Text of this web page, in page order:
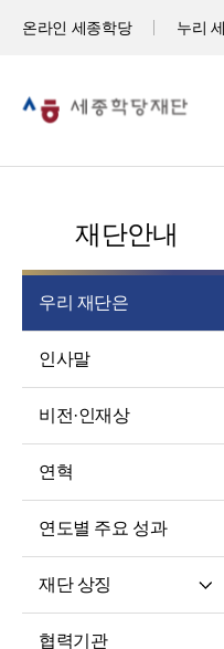
온라인 세종학당 누리
재단안내
우리 재단은
인사말
비전·인재상
연혁
연도별 주요 성과
재단 상징
협력기관